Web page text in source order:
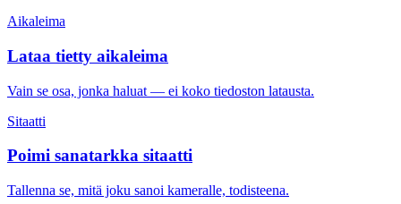
Aikaleima
Lataa tietty aikaleima
Vain se osa, jonka haluat — ei koko tiedoston latausta.
Sitaatti
Poimi sanatarkka sitaatti
Tallenna se, mitä joku sanoi kameralle, todisteena.